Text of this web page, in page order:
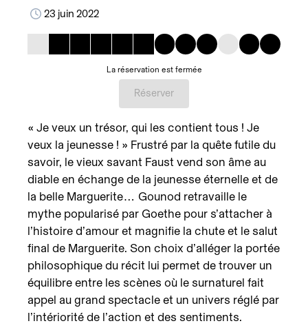
23 juin 2022
La réservation est fermée
Réserver
« Je veux un trésor, qui les contient tous ! Je
veux la jeunesse ! » Frustré par la quête futile du
savoir, le vieux savant Faust vend son âme au
diable en échange de la jeunesse éternelle et de
la belle Marguerite… Gounod retravaille le
mythe popularisé par Goethe pour s’attacher à
l’histoire d’amour et magnifie la chute et le salut
final de Marguerite. Son choix d’alléger la portée
philosophique du récit lui permet de trouver un
équilibre entre les scènes où le surnaturel fait
appel au grand spectacle et un univers réglé par
l’intériorité de l’action et des sentiments.